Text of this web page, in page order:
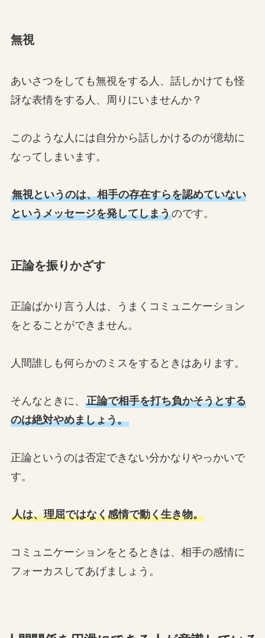
無視
あいさつをしても無視をする人、話しかけても怪
訝な表情をする人、周りにいませんか？
このような人には自分から話しかけるのが億劫に
なってしまいます。
無視というのは、相手の存在すらを認めていない
というメッセージを発してしまうのです。
正論を振りかざす
正論ばかり言う人は、うまくコミュニケーション
をとることができません。
人間誰しも何らかのミスをするときはあります。
そんなときに、 正論で相手を打ち負かそうとする
のは絶対やめましょう。
正論というのは否定できない分かなりやっかいで
す。
人は、理屈ではなく感情で動く生き物。
コミュニケーションをとるときは、相手の感情に
フォーカスしてあげましょう。